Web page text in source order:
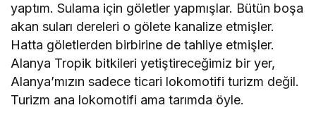
yaptım. Sulama için göletler yapmışlar. Bütün boşa
akan suları dereleri o gölete kanalize etmişler.
Hatta göletlerden birbirine de tahliye etmişler.
Alanya Tropik bitkileri yetiştireceğimiz bir yer,
Alanya’mızın sadece ticari lokomotifi turizm değil.
Turizm ana lokomotifi ama tarımda öyle.